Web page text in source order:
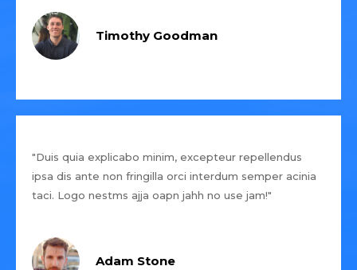
Timothy Goodman
"Duis quia explicabo minim, excepteur repellendus
ipsa dis ante non fringilla orci interdum semper acinia
taci. Logo nestms ajja oapn jahh no use jam!"
Adam Stone